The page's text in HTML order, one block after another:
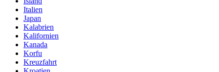
Italien
Japan
Kalabrien
Kalifornien
Kanada
Korfu
Kreuzfahrt